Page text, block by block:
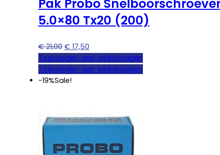
Pak Probo
5.0×80 Tx20 (200)
€21,00 Oorspronkelijke
prijs
was:
€ 21,00.
€ 17,50
prijs
is:
Toevoegen aan winkelwagen
Toevoegen aan winkelwagen
-19%Sale!